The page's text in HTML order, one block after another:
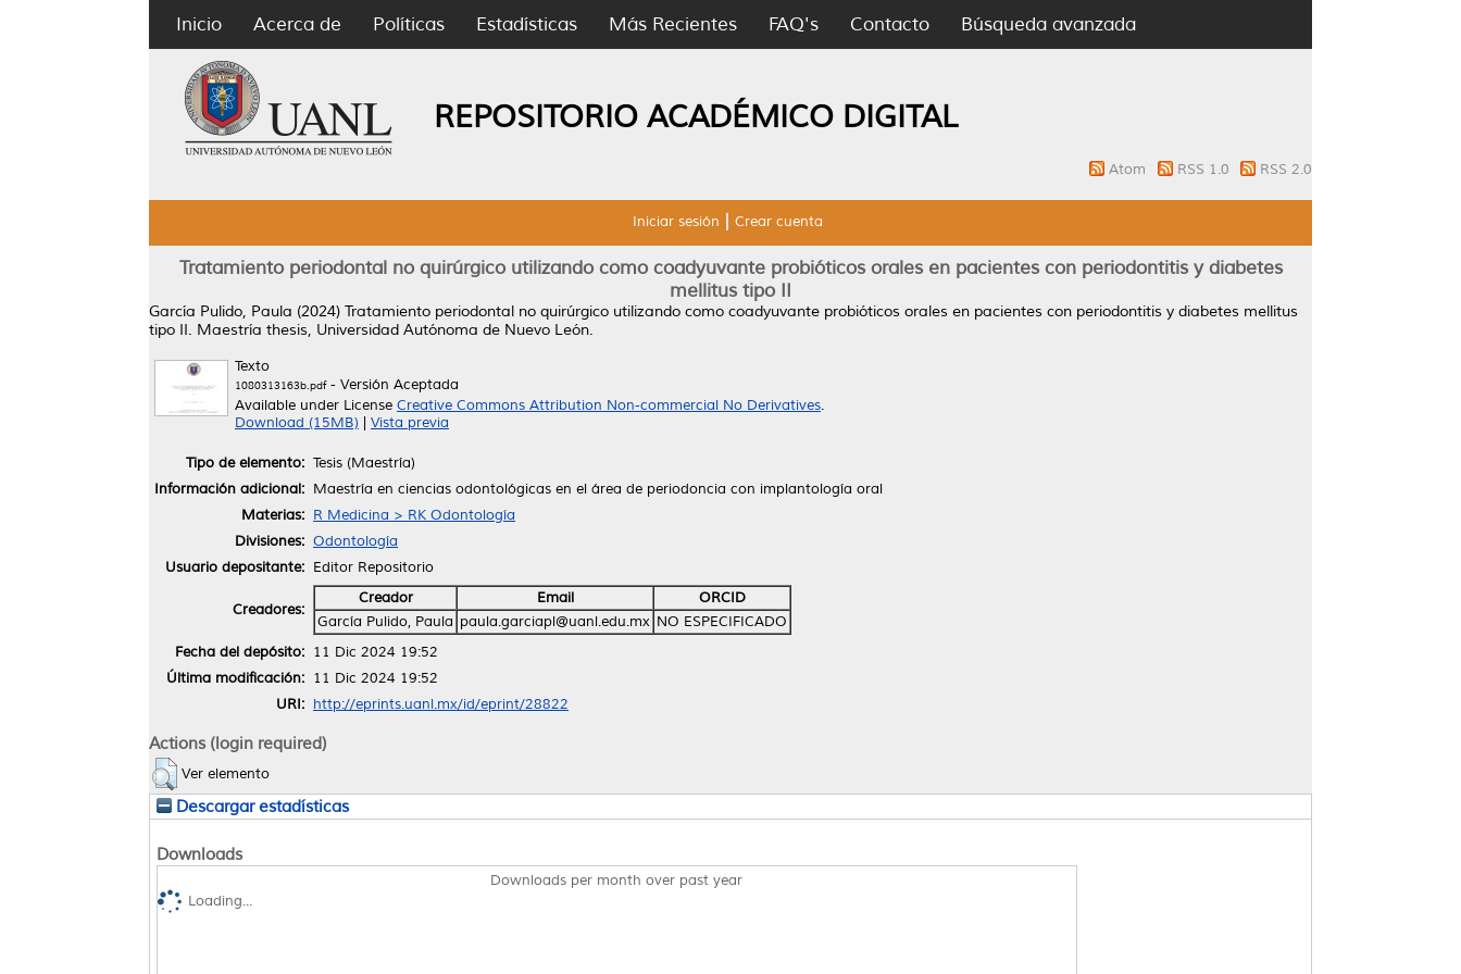
Inicio Acerca de Políticas Estadísticas Más Recientes FAQ's Contacto Búsqueda avanzada
REPOSITORIO ACADÉMICO DIGITAL
Atom RSS 1.0 RSS 2.0
Iniciar sesión Crear cuenta
Tratamiento periodontal no quirúrgico utilizando como coadyuvante probióticos orales en pacientes con periodontitis y diabetes
mellitus tipo II
García Pulido, Paula (2024) Tratamiento periodontal no quirúrgico utilizando como coadyuvante probióticos orales en pacientes con periodontitis y diabetes mellitus
tipo II. Maestría thesis, Universidad Autónoma de Nuevo León.
Texto
1080313163b.pdf- Versión Aceptada
Available under License Creative Commons Attribution Non-commercial No Derivatives.
Download (15MB)
Vista previa
Tipo de elemento: Tesis (Maestría)
Información adicional: Maestría en ciencias odontológicas en el área de periodoncia con implantología oral
Materias: R Medicina > RK Odontología
Divisiones: Odontología
Usuario depositante: Editor Repositorio
Creadores:
Creador Email
ORCID
García Pulido, Paula paula.garciapl@uanl.edu.mx NO ESPECIFICADO
Fecha del depósito: 11 Dic 2024 19:52
Última modificación: 11 Dic 2024 19:52
URI: http://eprints.uanl.mx/id/eprint/28822
Actions (login required)
Ver elemento
Descargar estadísticas
Downloads
Downloads per month over past year
Loading...